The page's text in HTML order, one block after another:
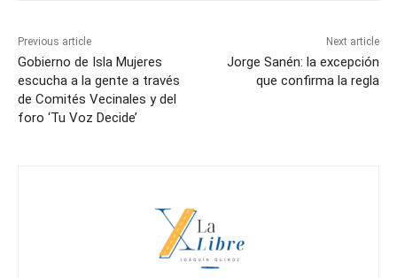
Previous article
Gobierno de Isla Mujeres
escucha a la gente a través
de Comités Vecinales y del
foro ‘Tu Voz Decide’
Next article
Jorge Sanén: la excepción
que confirma la regla